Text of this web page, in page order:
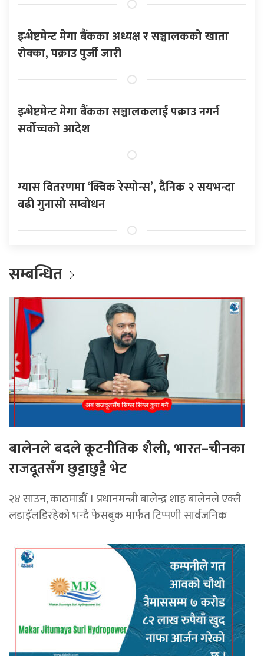
इन्भेष्टमेन्ट मेगा बैंकका अध्यक्ष र सञ्चालकको खाता
रोक्का, पक्राउ पुर्जी जारी
इन्भेष्टमेन्ट मेगा बैंकका सञ्चालकलाई पक्राउ नगर्न
सर्वोच्चको आदेश
ग्यास वितरणमा ‘क्विक रेस्पोन्स’, दैनिक २ सयभन्दा
बढी गुनासो सम्बोधन
सम्बन्धित
बालेनले बदले कूटनीतिक शैली, भारत–चीनका
राजदूतसँग छुट्टाछुट्टै भेट
२४ साउन, काठमाडौँ । प्रधानमन्त्री बालेन्द्र शाह बालेनले एक्लै
लडाइँलडिरहेको भन्दै फेसबुक मार्फत टिप्पणी सार्वजनिक